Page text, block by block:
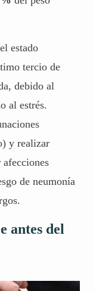
estado
tercio de
debido al
al estrés.
y realizar
afecciones
de neumonía
antes del